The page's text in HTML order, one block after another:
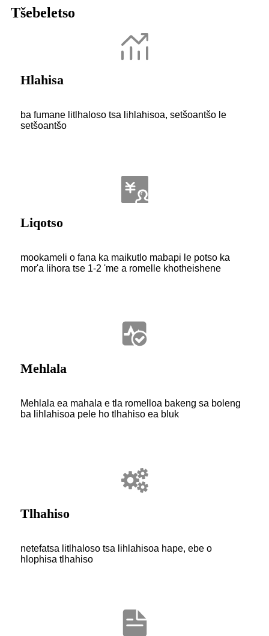
Tšebeletso
Hlahisa
ba fumane litlhaloso tsa lihlahisoa, setšoantšo le
setšoantšo
Liqotso
mookameli o fana ka maikutlo mabapi le potso ka
mor'a lihora tse 1-2 'me a romelle khotheishene
Mehlala
Mehlala ea mahala e tla romelloa bakeng sa boleng
ba lihlahisoa pele ho tlhahiso ea bluk
Tlhahiso
netefatsa litlhaloso tsa lihlahisoa hape, ebe o
hlophisa tlhahiso